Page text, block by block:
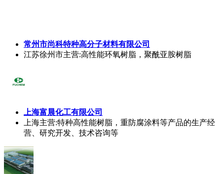
常州市尚科特种高分子材料有限公司
江苏徐州市主营:高性能环氧树脂，聚酰亚胺树脂
上海富晨化工有限公司
上海主营:特种高性能树脂，重防腐涂料等产品的生产经
营、研究开发、技术咨询等